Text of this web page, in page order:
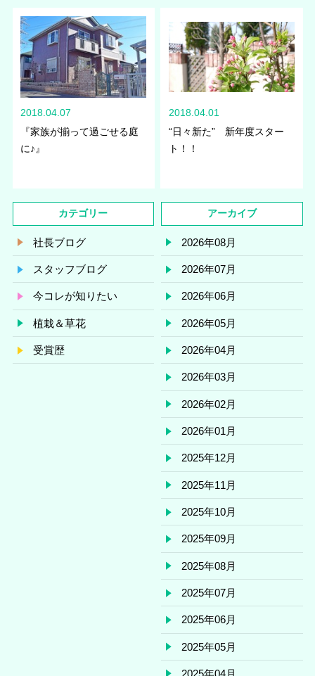
2018.04.07
『家族が揃って過ごせる庭
に♪』
2018.04.01
“日々新た” 新年度スター
ト！！
カテゴリー
社長ブログ
スタッフブログ
今コレが知りたい
植栽＆草花
受賞歴
アーカイブ
2026年08月
2026年07月
2026年06月
2026年05月
2026年04月
2026年03月
2026年02月
2026年01月
2025年12月
2025年11月
2025年10月
2025年09月
2025年08月
2025年07月
2025年06月
2025年05月
2025年04月